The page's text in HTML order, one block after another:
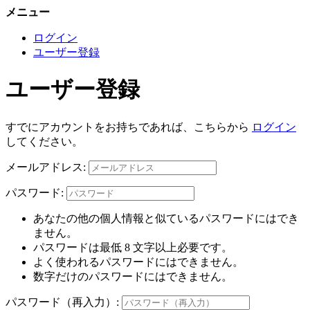
メニュー
ログイン
ユーザー登録
ユーザー登録
すでにアカウントをお持ちであれば、こちらから ログイン
してください。
メールアドレス:
パスワード:
あなたの他の個人情報と似ているパスワードにはでき
ません。
パスワードは最低 8 文字以上必要です。
よく使われるパスワードにはできません。
数字だけのパスワードにはできません。
パスワード（再入力）: